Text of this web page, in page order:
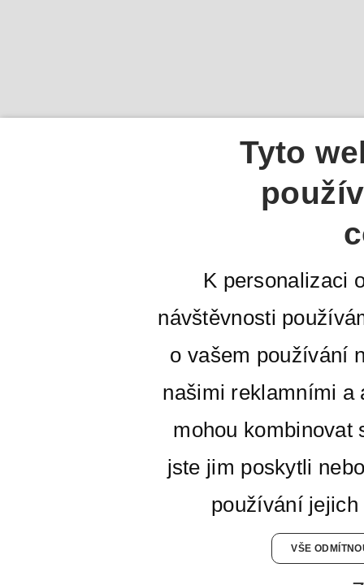
Tyto
K personalizaci
návštěvnosti
o vašem používání
našimi reklamními a
mohou kombinovat
jste jim poskytli
používání
VŠE